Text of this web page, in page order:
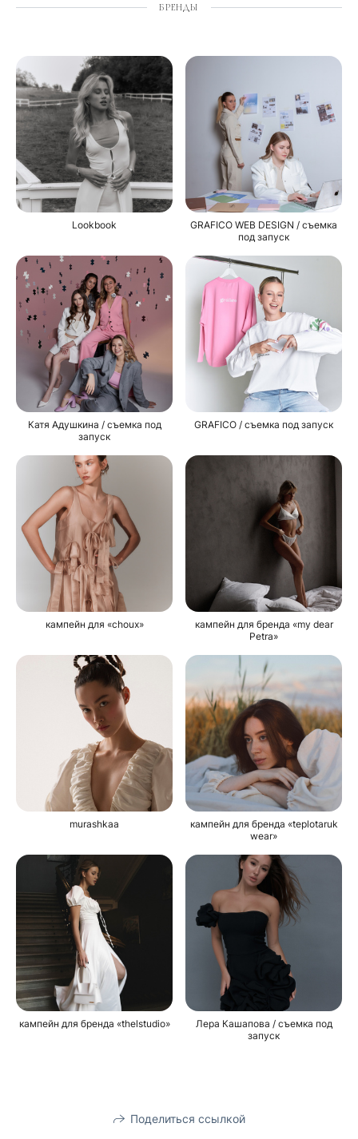
БРЕНДЫ
Lookbook
GRAFICO WEB DESIGN / съемка
под запуск
Катя Адушкина / съемка под
запуск
GRAFICO / съемка под запуск
кампейн для «choux»
кампейн для бренда «my dear
Petra»
murashkaa
кампейн для бренда «teplotaruk
wear»
кампейн для бренда «thelstudio»
Лера Кашапова / съемка под
запуск
Поделиться ссылкой